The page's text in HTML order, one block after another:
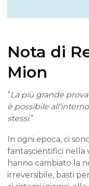
Nota di
Mion
“La più grande
è possibile
stessi.”
In ogni epoca, ci
fantascientifici nella
hanno cambiato la
irreversibile, basti